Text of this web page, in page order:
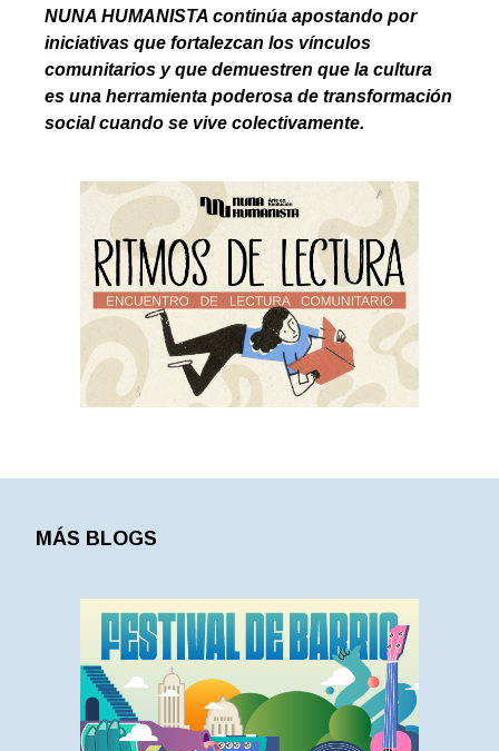
NUNA HUMANISTA continúa apostando por
iniciativas que fortalezcan los vínculos
comunitarios y que demuestren que la cultura
es una herramienta poderosa de transformación
social cuando se vive colectivamente.
MÁS BLOGS